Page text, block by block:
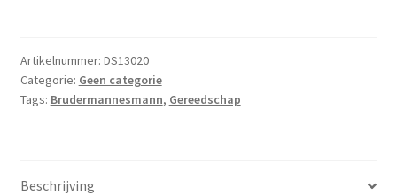
pluggen
(620
dlg)
Artikelnummer: DS13020
Categorie: Geen categorie
Tags: Brudermannesmann, Gereedschap
Beschrijving